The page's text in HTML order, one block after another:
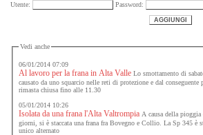
Utente: Password:
Vedi anche
06/01/2014 07:09
Al lavoro per la frana in Alta ValleLo smottamento di
causato da uno squarcio nelle reti di protezione e dal
rimasta chiusa fino alle 11.30
05/01/2014 10:26
Isolata da una frana l'Alta ValtrompiaA causa della pioggia
giorni, si è staccata una frana fra Bovegno e Collio. La Sp 345 è
unico alternato